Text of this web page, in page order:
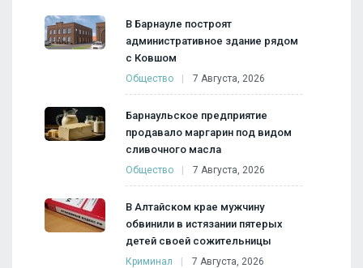
В Барнауле построят
административное здание рядом
с Ковшом
Общество 7 Августа, 2026
Барнаульское предприятие
продавало маргарин под видом
сливочного масла
Общество 7 Августа, 2026
В Алтайском крае мужчину
обвинили в истязании пятерых
детей своей сожительницы
Криминал 7 Августа, 2026